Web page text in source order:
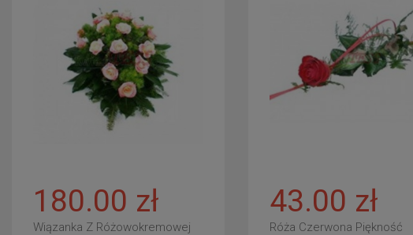
180.00 zł
Wiązanka Z Różowokremowej
43.00 zł
Róża Czerwona Piękność